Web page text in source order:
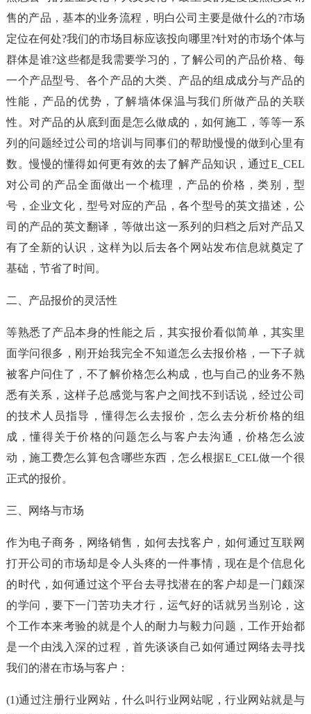
售的产品，基本的业务流程，明白公司主要是做什么的?市场
定位在何处?我们的市场目标应该投向哪里?针对的市场个体与
群体是谁?这些都是我需要学习的，了解公司的产品价格、每
一个产品型号、各个产品的大类、产品的组成成分与产品的
性能，产品的优势，了解墙体保温与我们所做产品的关联
性。对产品的从底到面是怎么做成的，如何施工，等等一系
列的问题经过公司的培训与同事们的帮助慢慢的做到心里有
数。慢慢的懂得如何更有效的去了解产品知识，通过E_CEL
对公司的产品全面做出一个梳理，产品的价格，类别，型
号，企业文化，型号对应的产品，各个型号的英文描述，公
司的产品的英文翻译，等做出这一系列的归档之后对产品又
有了全新的认识，这样为以后去各个网站发布信息就奠定了
基础，节省了时间。
二、产品报价的灵活性
等熟悉了产品本身的性能之后，其实报价看似简单，其实里
面学问很多，刚开始我完全不知道怎么去报价格，一下子就
被客户问住了，不了解价格怎么构成，也与自己的业务不熟
悉有关系，这样子总感觉与客户之间找不到话说，经过公司
的技术人员指导，懂得怎么去报价，怎么去分析价格的组
成，懂得关于价格的问题怎么与客户去沟通，价格怎么波
动，施工费怎么算包含哪些东西，怎么根据E_CEL做一个很
正式的报价。
三、网络与市场
作为电子商务，网络销售，如何去找客户，如何通过互联网
打开公司的市场却是令人头疼的一件事情，现在是个信息化
的时代，如何通过这个平台去寻找潜在的客户却是一门颇深
的学问，要下一门苦功夫才行，运气好的话就另当别论，这
个工作本来考验的就是个人的耐力与毅力问题，工作开始都
是一个由浅入深的过程，首先谈谈自己如何通过网络去寻找
我们的潜在市场与客户：
(1)通过注册行业网站，什么叫行业网站呢，行业网站就是与